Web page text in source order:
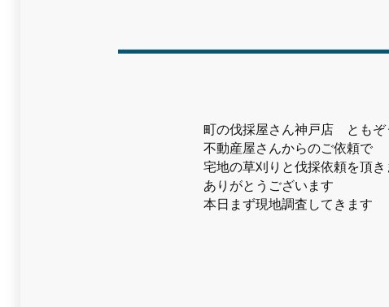
町の伐採屋さん神戸店 ともぞ
不動産屋さんからのご依頼で
宅地の草刈りと伐採依頼を頂き
ありがとうございます
本日まず現地調査してきます